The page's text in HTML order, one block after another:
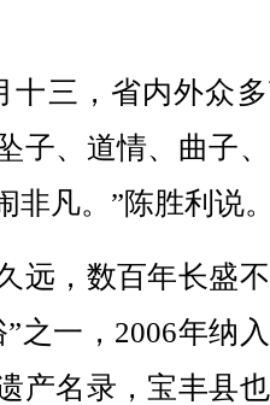
三，省内外众多
子、道情、曲子
非凡。”陈胜利说
，数百年长盛
之一，2006年纳
产名录，宝丰县